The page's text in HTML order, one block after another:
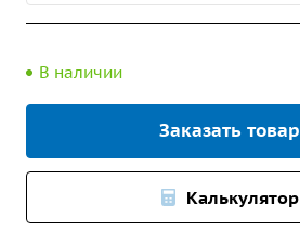
В наличии
Заказать товар
Калькулятор